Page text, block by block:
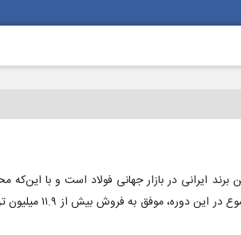
برند ایرانی در بازار جهانی فولاد است و با
رفتن بیش از ۱.۵ میلیون تن تولید